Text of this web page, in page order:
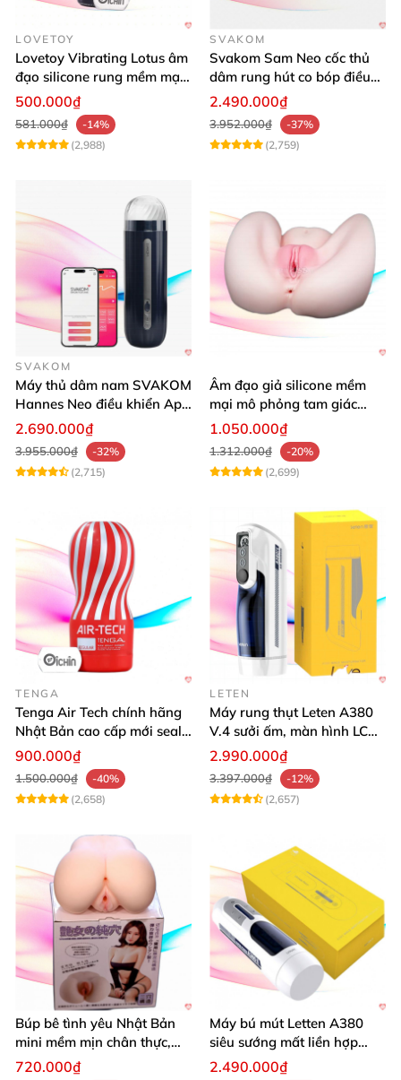
LOVETOY
Lovetoy Vibrating Lotus âm
đạo silicone rung mềm mại
kích thích
500.000₫
581.000₫
-14%
(2,988)
SVAKOM
Svakom Sam Neo cốc thủ
dâm rung hút co bóp điều
khiển App tiện lợi
2.490.000₫
3.952.000₫
-37%
(2,759)
SVAKOM
Máy thủ dâm nam SVAKOM
Hannes Neo điều khiển App
tiện lợi
2.690.000₫
3.955.000₫
-32%
(2,715)
Âm đạo giả silicone mềm
mại mô phỏng tam giác
vàng sexy
1.050.000₫
1.312.000₫
-20%
(2,699)
TENGA
Tenga Air Tech chính hãng
Nhật Bản cao cấp mới seal
giá tốt
900.000₫
1.500.000₫
-40%
(2,658)
LETEN
Máy rung thụt Leten A380
V.4 sưởi ấm, màn hình LCD,
cực đã
2.990.000₫
3.397.000₫
-12%
(2,657)
Búp bê tình yêu Nhật Bản
mini mềm mịn chân thực,
mông tròn quyến rũ
720.000₫
Máy bú mút Letten A380
siêu sướng mất liền hợp
chói
2.490.000₫